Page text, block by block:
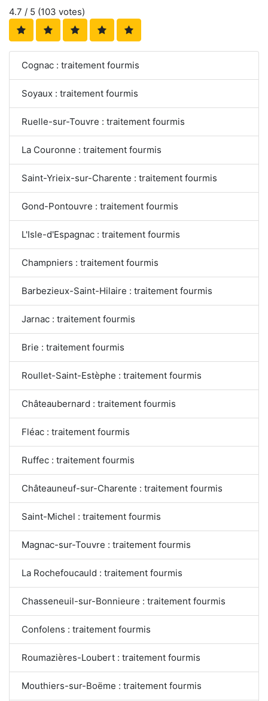
4.7 / 5 (103 votes)
Cognac : traitement fourmis
Soyaux : traitement fourmis
Ruelle-sur-Touvre : traitement fourmis
La Couronne : traitement fourmis
Saint-Yrieix-sur-Charente : traitement fourmis
Gond-Pontouvre : traitement fourmis
L'Isle-d'Espagnac : traitement fourmis
Champniers : traitement fourmis
Barbezieux-Saint-Hilaire : traitement fourmis
Jarnac : traitement fourmis
Brie : traitement fourmis
Roullet-Saint-Estèphe : traitement fourmis
Châteaubernard : traitement fourmis
Fléac : traitement fourmis
Ruffec : traitement fourmis
Châteauneuf-sur-Charente : traitement fourmis
Saint-Michel : traitement fourmis
Magnac-sur-Touvre : traitement fourmis
La Rochefoucauld : traitement fourmis
Chasseneuil-sur-Bonnieure : traitement fourmis
Confolens : traitement fourmis
Roumazières-Loubert : traitement fourmis
Mouthiers-sur-Boëme : traitement fourmis